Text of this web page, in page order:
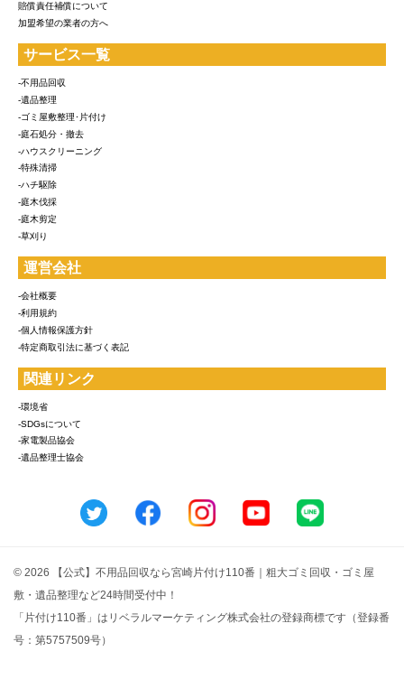
賠償責任補償について
加盟希望の業者の方へ
サービス一覧
-不用品回収
-遺品整理
-ゴミ屋敷整理･片付け
-庭石処分・撤去
-ハウスクリーニング
-特殊清掃
-ハチ駆除
-庭木伐採
-庭木剪定
-草刈り
運営会社
-会社概要
-利用規約
-個人情報保護方針
-特定商取引法に基づく表記
関連リンク
-環境省
-SDGsについて
-家電製品協会
-遺品整理士協会
© 2026 【公式】不用品回収なら宮崎片付け110番｜粗大ゴミ回収・ゴミ屋
敷・遺品整理など24時間受付中！
「片付け110番」はリベラルマーケティング株式会社の登録商標です（登録番
号：第5757509号）